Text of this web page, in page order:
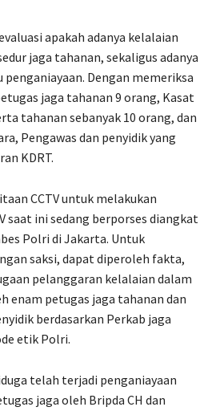
apakah adanya kelalaian
jaga tahanan, sekaligus adanya
penganiayaan. Dengan memeriksa
jaga tahanan 9 orang, Kasat
tahanan sebanyak 10 orang, dan
Pengawas dan penyidik yang
KDRT.
CCTV untuk melakukan
saat ini sedang berporses diangkat
Polri di Jakarta. Untuk
saksi, dapat diperoleh fakta,
pelanggaran kelalaian dalam
enam petugas jaga tahanan dan
berdasarkan Perkab jaga
etik Polri.
telah terjadi penganiayaan
jaga oleh Bripda CH dan